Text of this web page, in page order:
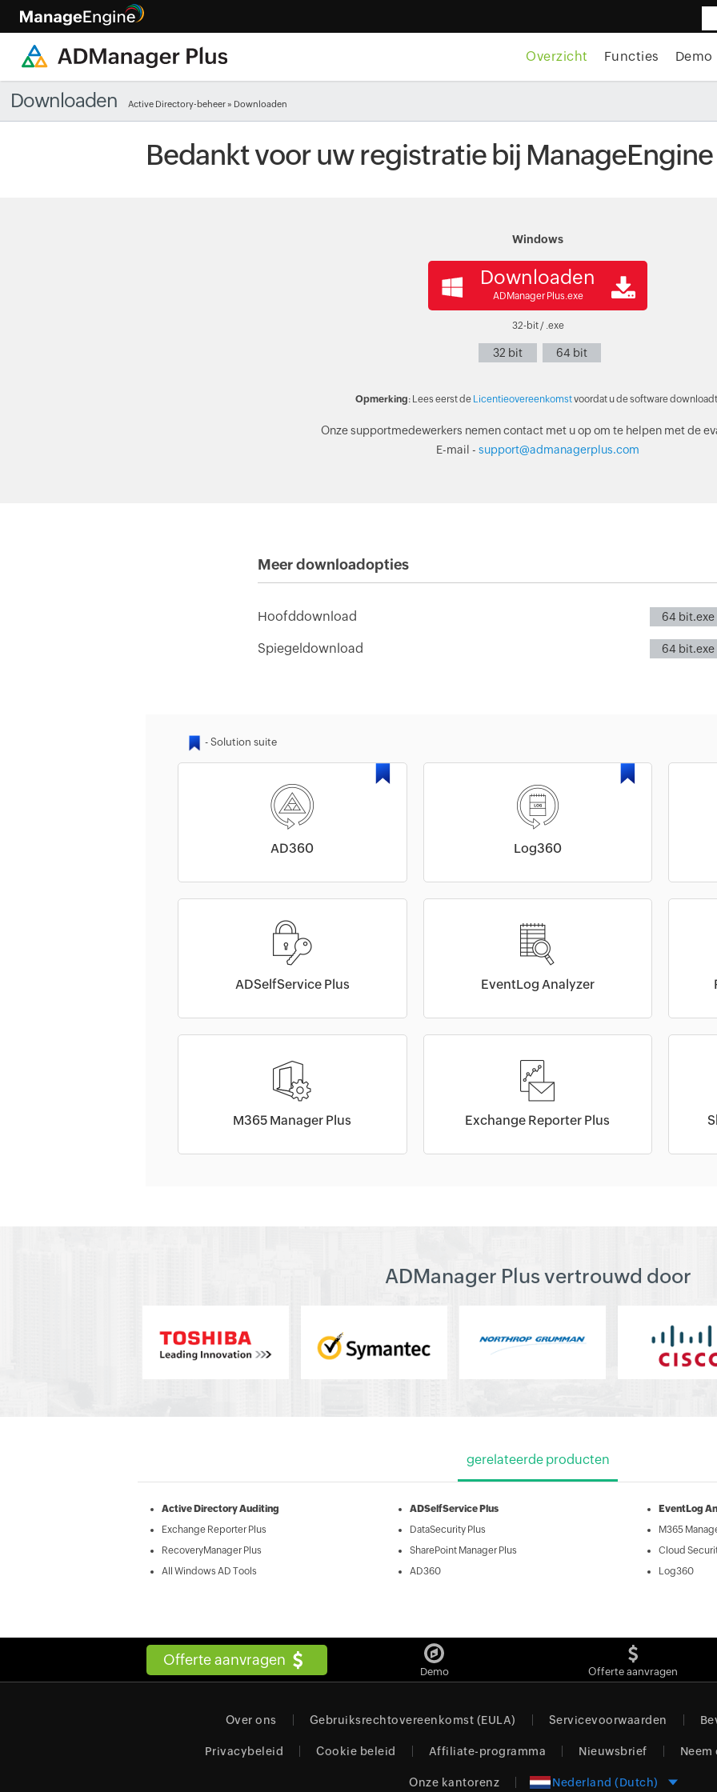
Overzicht Functies Demo
Downloaden Active Directory-beheer » Downloaden
Bedankt voor uw registratie bij
Windows
Downloaden
ADManager Plus.exe
32-bit / .exe
32 bit 64 bit
Opmerking: Lees eerst de Licentieovereenkomstvoordat u de software
Onze supportmedewerkers nemen contact met u op om te helpen met de
E-mail - support@admanagerplus.com
Meer downloadopties
Hoofddownload 64 bit.exe
Spiegeldownload 64 bit.exe
AD360 Log360
ADSelfService Plus EventLog Analyzer
M365 Manager Plus Exchange Reporter Plus
ADManager Plus vertrouwd door
gerelateerde producten
Active Directory Auditing
Exchange Reporter Plus
RecoveryManager Plus
All Windows AD Tools
ADSelfService Plus
DataSecurity Plus
SharePoint Manager Plus
AD360
EventLog
M365
Cloud
Log360
Offerte aanvragen
Demo Offerte aanvragen
Over ons Gebruiksrechtovereenkomst (EULA) Servicevoorwaarden
Privacybeleid Cookie beleid Affiliate-programma Nieuwsbrief
Onze kantorenz Nederland (Dutch)